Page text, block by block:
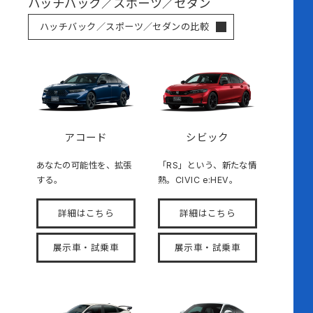
ハッチバック／スポーツ／セダン
ハッチバック／スポーツ／セダンの比較
アコード
あなたの可能性を、拡張
する。
詳細はこちら
展示車・試乗車
シビック
「RS」という、新たな情
熱。CIVIC e:HEV。
詳細はこちら
展示車・試乗車